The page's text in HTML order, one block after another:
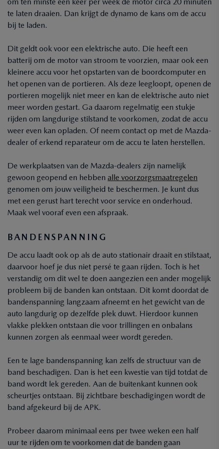
te laten draaien. Dan krijgt de dynamo de kans om de accu
bij te laden.
Dit geldt ook voor een elektrische auto. Die heeft een
batterij om de motor van stroom te voorzien, maar ook een
kleinere accu voor het opstarten van de boordcomputer en
het openen van de portieren. Als deze leegloopt, openen de
portieren mogelijk niet meer en kan de elektrische auto niet
meer worden gestart. Ga daarom regelmatig een stukje
rijden om langdurige stilstand te voorkomen, zodat de accu
weer even kan opladen. Of neem contact op met de Mazda-
dealer of erkend reparateur om de accu te laten herstellen.
De werkplaatsen van de Mazda-dealers zijn namelijk
gewoon geopend en hebben alle voorzorgsmaatregelen
genomen om jouw veiligheid te beschermen. Je kunt dus
met een gerust hart terecht voor service en onderhoud.
Maak wel vooraf even een afspraak.
BANDENSPANNING
De accu laadt ook op als de auto stationair draait en stilstaat,
daarvoor hoef je dus niet persé te gaan rijden. Toch is het
verstandig om dit wel te doen aangezien een ander mogelijk
probleem bij de banden kan ontstaan. Dit komt doordat de
bandenspanning langzaam afneemt en het gewicht van de
auto langdurig op dezelfde plek duwt. Hierdoor kunnen
vlakke plekken ontstaan die voor trillingen en onbalans
kunnen zorgen als eenmaal weer wordt gereden.
Een te lage bandenspanning kan zelfs de structuur van de
band beschadigen. Dan is het een kwestie van tijd totdat de
band wordt lek gereden. Aan de buitenkant kunnen ook
scheurtjes ontstaan. Bij zichtbare beschadigingen wordt de
band afgekeurd bij de APK.
Probeer daarom minimaal eens per twee weken een half
uur te rijden om te voorkomen dat de banden gaan